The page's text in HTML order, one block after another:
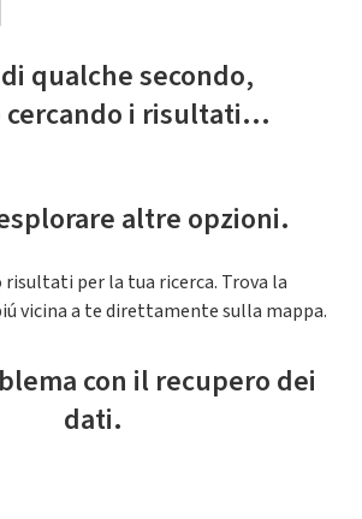
qualche secondo,
i risultati...
altre opzioni.
per la tua ricerca. Trova la
vicina a te direttamente sulla mappa.
con il recupero dei
dati.